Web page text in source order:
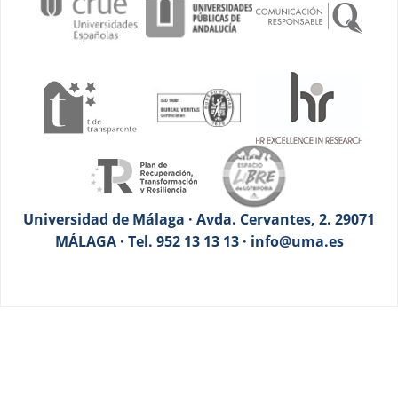
Universidad de Málaga · Avda. Cervantes, 2. 29071
MÁLAGA · Tel. 952 13 13 13 · info@uma.es